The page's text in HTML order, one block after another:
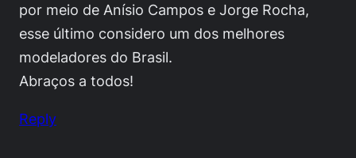
por meio de Anísio Campos e Jorge Rocha,
esse último considero um dos melhores
modeladores do Brasil.
Abraços a todos!
Reply